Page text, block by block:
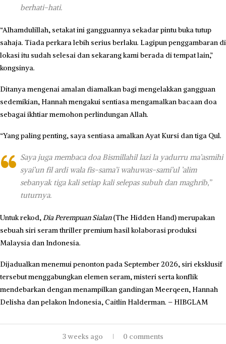
berhati-hati.
“Alhamdulillah, setakat ini gangguannya sekadar pintu buka tutup
sahaja. Tiada perkara lebih serius berlaku. Lagipun penggambaran di
lokasi itu sudah selesai dan sekarang kami berada di tempat lain,”
kongsinya.
Ditanya mengenai amalan diamalkan bagi mengelakkan gangguan
sedemikian, Hannah mengakui sentiasa mengamalkan bacaan doa
sebagai ikhtiar memohon perlindungan Allah.
“Yang paling penting, saya sentiasa amalkan Ayat Kursi dan tiga Qul.
Saya juga membaca doa Bismillahil lazi la yadurru ma’asmihi
syai’un fil ardi wala fis-sama’i wahuwas-sami’ul ’alim
sebanyak tiga kali setiap kali selepas subuh dan maghrib,”
tuturnya.
Untuk rekod,Dia Perempuan Sialan(The Hidden Hand) merupakan
sebuah siri seram thriller premium hasil kolaborasi produksi
Malaysia dan Indonesia.
Dijadualkan menemui penonton pada September 2026, siri eksklusif
tersebut menggabungkan elemen seram, misteri serta konflik
mendebarkan dengan menampilkan gandingan Meerqeen, Hannah
Delisha dan pelakon Indonesia, Caitlin Halderman. – HIBGLAM
3 weeks ago 0 comments